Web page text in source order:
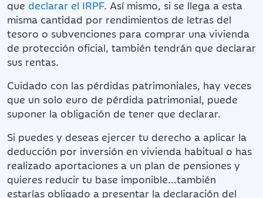
que declarar el IRPF. Así mismo, si se llega a esta
misma cantidad por rendimientos de letras del
tesoro o subvenciones para comprar una vivienda
de protección oficial, también tendrán que declarar
sus rentas.
Cuidado con las pérdidas patrimoniales, hay veces
que un solo euro de pérdida patrimonial, puede
suponer la obligación de tener que declarar.
Si puedes y deseas ejercer tu derecho a aplicar la
deducción por inversión en vivienda habitual o has
realizado aportaciones a un plan de pensiones y
quieres reducir tu base imponible...también
estarías obligado a presentar la declaración del